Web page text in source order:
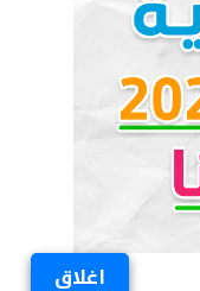
اغلاق
الطلاب
الطلابي